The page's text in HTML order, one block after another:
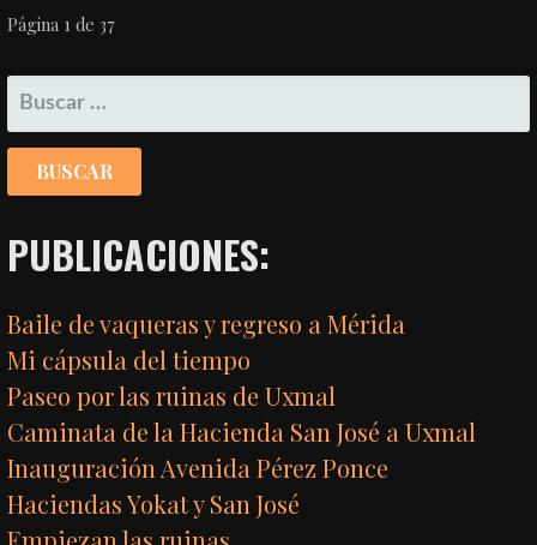
NAVEGACIÓN
POR
ENTRADA
Página 1 de 37
BUSCAR:
PUBLICACIONES:
Baile de vaqueras y regreso a Mérida
Mi cápsula del tiempo
Paseo por las ruinas de Uxmal
Caminata de la Hacienda San José a Uxmal
Inauguración Avenida Pérez Ponce
Haciendas Yokat y San José